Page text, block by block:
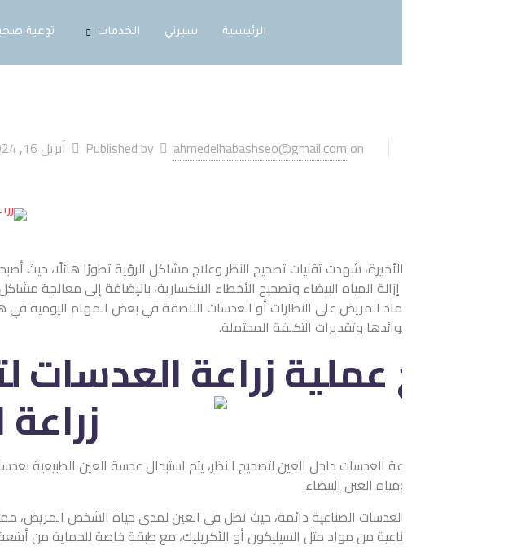
الخدمات توعية صحية المعرض
Published by ahmedelhabashseo@gmail.com أبريل 16, 2024
شهدت تقنيات تصحيح النظر وعلاج مشاكل الرؤية تطورًا هائلًا، حيث أصبحت عمليات تصحيح النظر
المياه البيضاء وتصحيح الأخطاء الانكسارية، بالإضافة إلى معالجة مشاكل مثل قصر النظر
المريض على النظارات أو العدسات اللاصقة في بعض المهام اليومية في هذا المقال من خلال
وتقديرات التكلفة المحتملة.
زراعة العدسات لتصحيح
العدسات داخل العين لتصحيح النظر، يتم استبدال عدسة العين الطبيعية بعدسة اصطناعية
الصناعية دائمة، حيث تظل في العين لمدى حياة الشخص المريض، مما يعمل على تحسين
من مواد مثل السيليكون أو الأكريليك، مع طبقة خاصة للحماية من أشعة الشمس فوق